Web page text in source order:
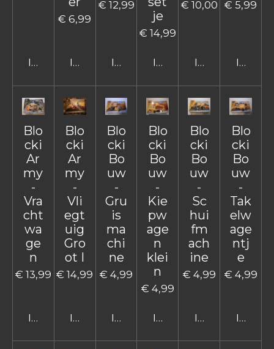
In winkelwagen
€ 6,99
In winkelwagen
€ 12,99
In winkelwagen
je
€ 14,99
In winkelwagen
€ 10,00
In
€ 5,99
In
Blo
cki
Ar
my
-
Vra
cht
wa
ge
n
€ 13,99
In winkelwagen
Blo
cki
Ar
my
-
Vli
egt
uig
Gro
ot I
€ 14,99
In winkelwagen
Blo
cki
Bo
uw
-
Gru
is
ma
chi
ne
€ 4,99
In winkelwagen
Blo
cki
Bo
uw
-
Kie
pw
age
n
klei
n
€ 4,99
In winkelwagen
Blo
cki
Bo
uw
-
Sc
hui
fm
ach
ine
€ 4,99
In
Blo
cki
Bo
uw
-
Tak
elw
age
ntj
e
€ 4,99
In